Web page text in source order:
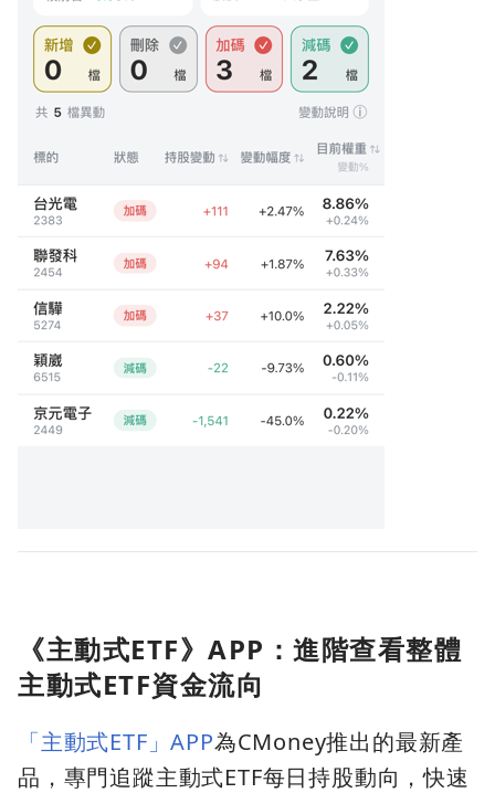
《主動式ETF》APP：進階查看整體
主動式ETF資金流向
「主動式ETF」APP為CMoney推出的最新產
品，專門追蹤主動式ETF每日持股動向，快速